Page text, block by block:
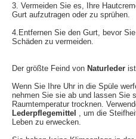
3. Vermeiden Sie es, Ihre
Gurt aufzutragen oder zu sprühen.
4.Entfernen Sie den Gurt, bevor
Schäden zu vermeiden.
Der größte Feind von Naturleder
Wenn Sie Ihre Uhr in die Spüle
nehmen Sie sie ab und lassen Sie
Raumtemperatur trocknen.
Lederpflegemittel , um die
Leben zu erwecken.